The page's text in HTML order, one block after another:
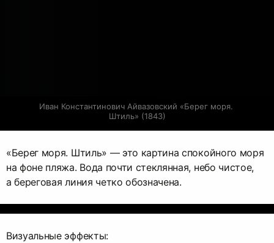
Иван Константинович Айвазовский «Берег моря.
Штиль» (1843)
«Берег моря. Штиль» — это картина спокойного моря
на фоне пляжа. Вода почти стеклянная, небо чистое,
а береговая линия четко обозначена.
Визуальные эффекты: